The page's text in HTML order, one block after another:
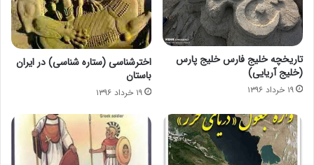
تاریخچه خلیج فارس خلیج پارس
(خلیج آریایی)
۱۹ خرداد ۱۳۹۶
اخترشناسی (ستاره شناسی) در ایران
باستان
۱۹ خرداد ۱۳۹۶